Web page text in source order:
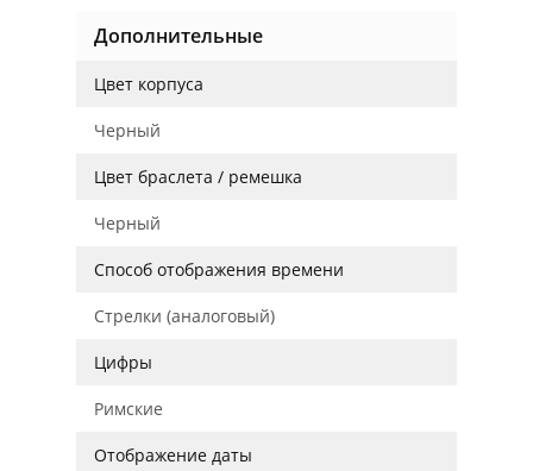
Дополнительные
Цвет корпуса
Черный
Цвет браслета / ремешка
Черный
Способ отображения времени
Стрелки (аналоговый)
Цифры
Римские
Отображение даты